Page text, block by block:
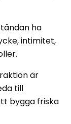
ha
intimitet,
är
till
bygga friska